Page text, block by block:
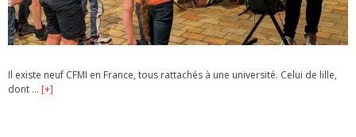
Il existe neuf CFMI en France, tous rattachés à une université. Celui de lille,
dont … [+]